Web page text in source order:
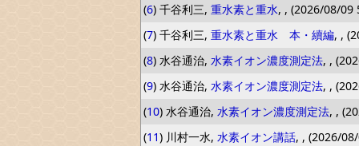
(6) 千谷利三, 重水素と重水, , (2026/08/09
(7) 千谷利三, 重水素と重水 本・續編, ,
(8) 水谷通治, 水素イオン濃度測定法, ,
(9) 水谷通治, 水素イオン濃度測定法, ,
(10) 水谷通治, 水素イオン濃度測定法, ,
(11) 川村一水, 水素イオン講話, , (2026/